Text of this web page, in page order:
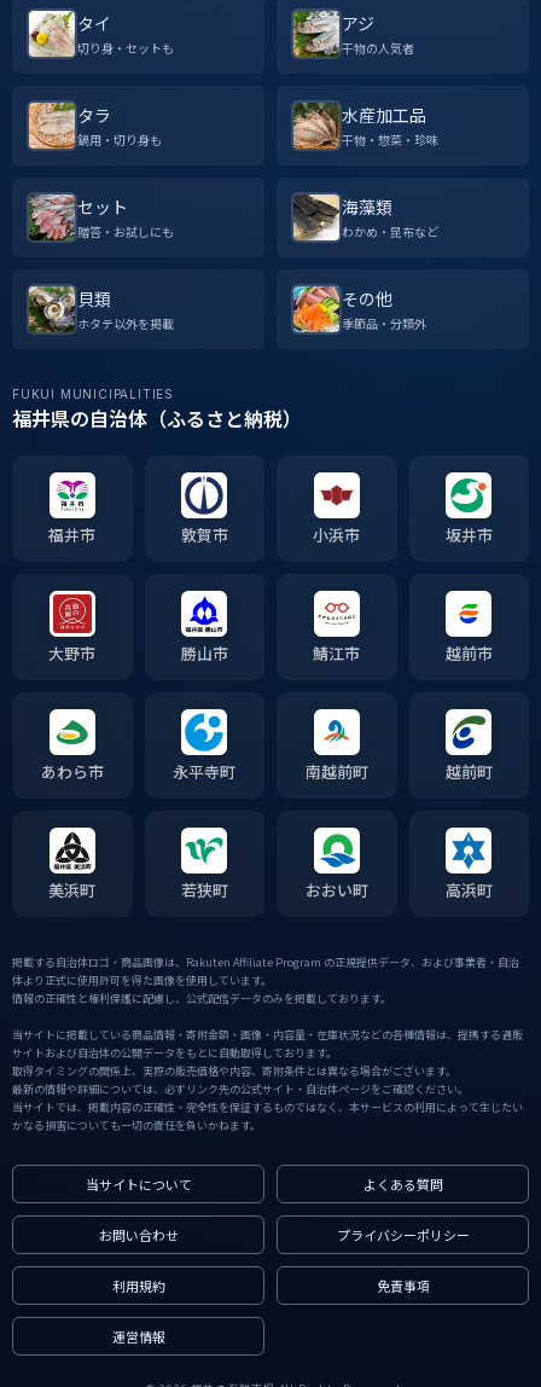
タイ
切り身・セットも
アジ
干物の人気者
タラ
鍋用・切り身も
水産加工品
干物・惣菜・珍味
セット
贈答・お試しにも
海藻類
わかめ・昆布など
貝類
ホタテ以外を掲載
その他
季節品・分類外
FUKUI MUNICIPALITIES
福井県の自治体（ふるさと納税）
福井市 敦賀市 小浜市 坂井市
大野市 勝山市 鯖江市 越前市
あわら市 永平寺町 南越前町 越前町
美浜町 若狭町 おおい町 高浜町
掲載する自治体ロゴ・商品画像は、Rakuten Affiliate Program の正規提供データ、および事業者・自治
体より正式に使用許可を得た画像を使用しています。
情報の正確性と権利保護に配慮し、公式配信データのみを掲載しております。
当サイトに掲載している商品情報・寄附金額・画像・内容量・在庫状況などの各種情報は、提携する通販
サイトおよび自治体の公開データをもとに自動取得しております。
取得タイミングの関係上、実際の販売価格や内容、寄附条件とは異なる場合がございます。
最新の情報や詳細については、必ずリンク先の公式サイト・自治体ページをご確認ください。
当サイトでは、掲載内容の正確性・完全性を保証するものではなく、本サービスの利用によって生じたい
かなる損害についても一切の責任を負いかねます。
当サイトについて よくある質問
お問い合わせ プライバシーポリシー
利用規約 免責事項
運営情報